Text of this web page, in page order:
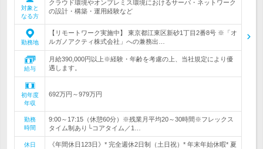
対象と
なる方
クラウド環境やオンプレミス環境におけるサーバ・ネットワーク
の設計・構築・運用経験など
勤務地
【リモートワーク実施中】 東京都江東区新砂1丁目2番8号 ※「オ
ルガノアクティ株式会社」への兼務出…
給与
月給390,000円以上※経験・年齢を考慮の上、当社規定により優
遇します。
初年度
年収
692万円～979万円
勤務
時間
9:00～17:15（休憩60分）※残業月平均20～30時間※フレックス
タイム制あり└コアタイム／1…
休日
《年間休日123日》* 完全週休2日制（土日祝）* 年末年始休暇* 夏